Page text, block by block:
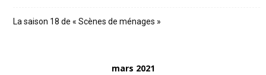
La saison 18 de « Scènes de ménages »
mars 2021